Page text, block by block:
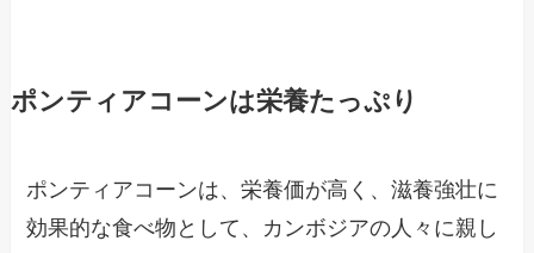
ポンティアコーンは栄養たっぷり
ポンティアコーンは、栄養価が高く、滋養強壮に
効果的な食べ物として、カンボジアの人々に親し